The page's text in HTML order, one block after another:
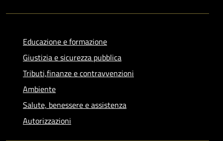
Educazione e formazione
Giustizia e sicurezza pubblica
Tributi,finanze e contravvenzioni
Ambiente
Salute, benessere e assistenza
Autorizzazioni